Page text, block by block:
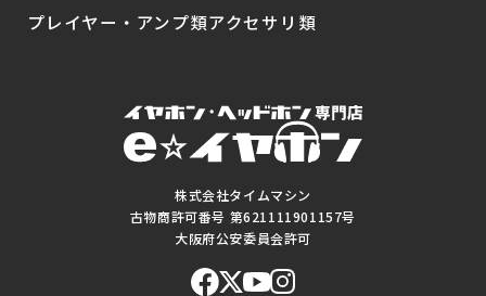
株式会社タイムマシン
古物商許可番号 第621111901157号
大阪府公安委員会許可
プレイヤー・アンプ類アクセサリ類